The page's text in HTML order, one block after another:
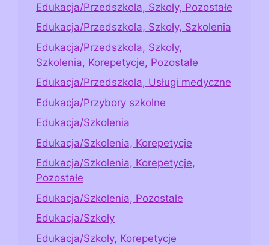
Edukacja/Przedszkola, Szkoły, Pozostałe
Edukacja/Przedszkola, Szkoły, Szkolenia
Edukacja/Przedszkola, Szkoły,
Szkolenia, Korepetycje, Pozostałe
Edukacja/Przedszkola, Usługi medyczne
Edukacja/Przybory szkolne
Edukacja/Szkolenia
Edukacja/Szkolenia, Korepetycje
Edukacja/Szkolenia, Korepetycje,
Pozostałe
Edukacja/Szkolenia, Pozostałe
Edukacja/Szkoły
Edukacja/Szkoły, Korepetycje